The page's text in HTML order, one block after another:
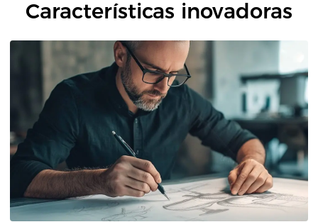
Características inovadoras